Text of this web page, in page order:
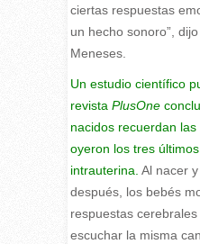
ciertas respuestas
un hecho sonoro”,
Meneses.
Un estudio científico
revista PlusOne
nacidos recuerdan
oyeron los tres
intrauterina. Al nacer
después, los bebés
respuestas
escuchar la misma